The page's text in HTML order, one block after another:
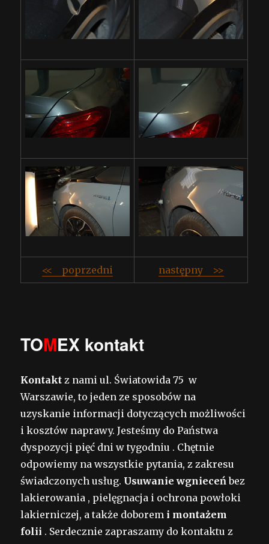
<< poprzedni następny >>
TOMEX kontakt
Kontakt z nami ul. Światowida 75 w
Warszawie, to jeden ze sposobów na
uzyskanie informacji dotyczących możliwości
i kosztów naprawy. Jesteśmy do Państwa
dyspozycji pięć dni w tygodniu . Chętnie
odpowiemy na wszystkie pytania, z zakresu
świadczonych usług. Usuwanie wgnieceńbez
lakierowania , pielęgnacja i ochrona powłoki
lakierniczej, a także doborem i montażem
folii . Serdecznie zapraszamy do kontaktu z